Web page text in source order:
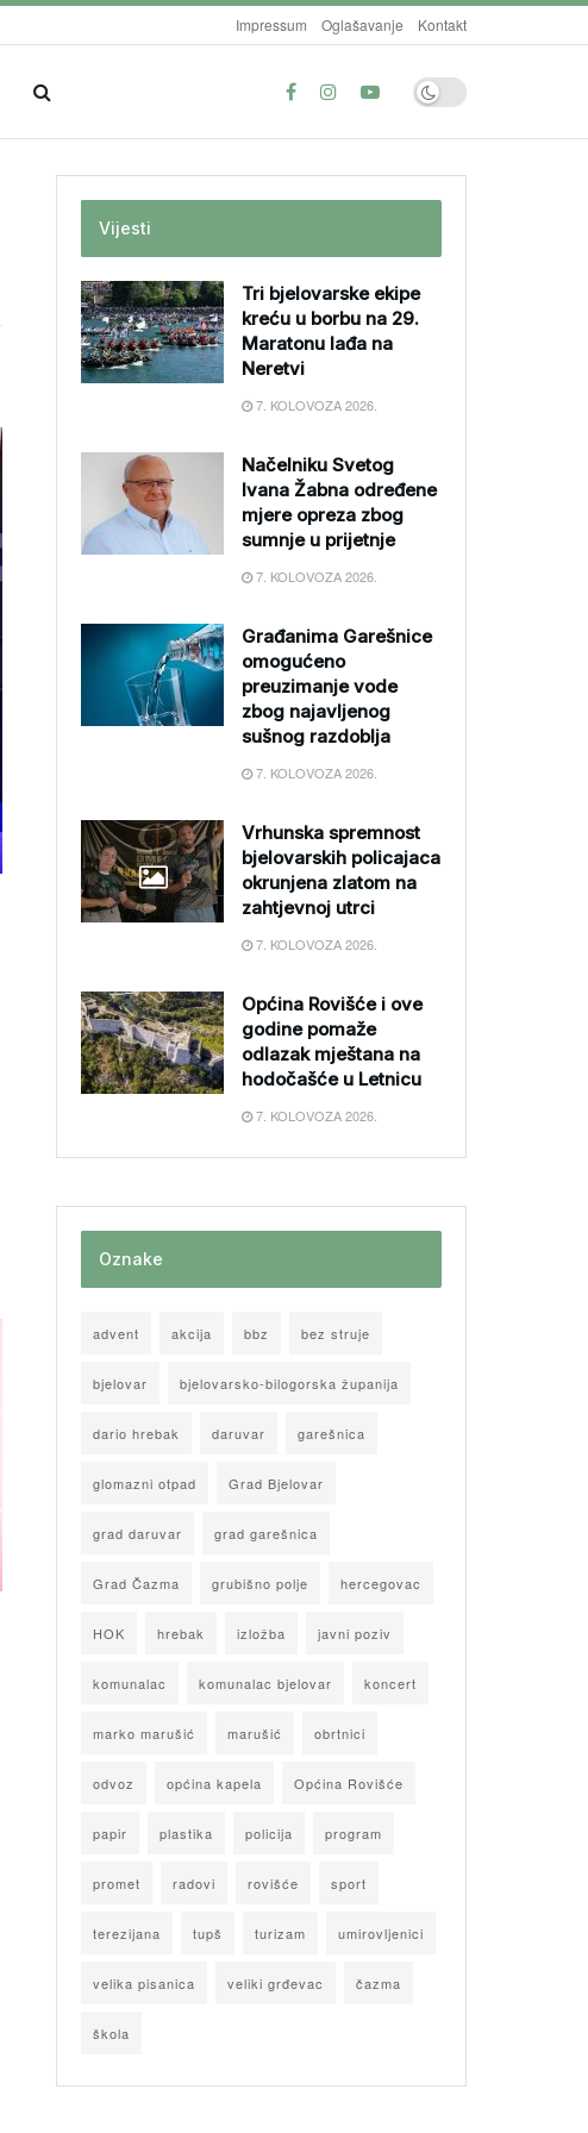
Impressum Oglašavanje Kontakt
Vijesti
Tri bjelovarske ekipe
kreću u borbu na 29.
Maratonu lađa na
Neretvi
7. KOLOVOZA 2026.
Načelniku Svetog
Ivana Žabna određene
mjere opreza zbog
sumnje u prijetnje
7. KOLOVOZA 2026.
Građanima Garešnice
omogućeno
preuzimanje vode
zbog najavljenog
sušnog razdoblja
7. KOLOVOZA 2026.
Vrhunska spremnost
bjelovarskih policajaca
okrunjena zlatom na
zahtjevnoj utrci
7. KOLOVOZA 2026.
Općina Rovišće i ove
godine pomaže
odlazak mještana na
hodočašće u Letnicu
7. KOLOVOZA 2026.
Oznake
advent akcija bbz bez struje
bjelovar bjelovarsko-bilogorska županija
dario hrebak daruvar garešnica
glomazni otpad Grad Bjelovar
grad daruvar grad garešnica
Grad Čazma grubišno polje hercegovac
HOK hrebak izložba javni poziv
komunalac komunalac bjelovar koncert
marko marušić marušić obrtnici
odvoz općina kapela Općina Rovišće
papir plastika policija program
promet radovi rovišće sport
terezijana tupš turizam umirovljenici
velika pisanica veliki grđevac čazma
škola